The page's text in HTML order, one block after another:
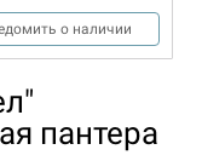
о наличии
пантера